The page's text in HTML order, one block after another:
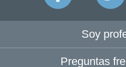
Soy
Preguntas